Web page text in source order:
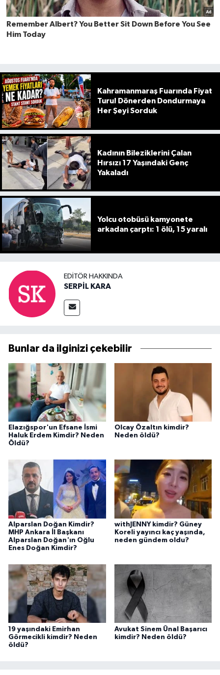
Kahramanmaraş Fuarında Fiyat
Turu! Dönerden Dondurmaya
Her Şeyi Sorduk
Kadının Bileziklerini Çalan
Hırsızı 17 Yaşındaki Genç
Yakaladı
Yolcu otobüsü kamyonete
arkadan çarptı: 1 ölü, 15 yaralı
EDITÖR HAKKINDA
SERPİL KARA
Bunlar da ilginizi çekebilir
Elazığspor'un Efsane İsmi
Haluk Erdem Kimdir? Neden
Öldü?
Olcay Özaltın kimdir?
Neden öldü?
Alparslan Doğan Kimdir?
MHP Ankara İl Başkanı
Alparslan Doğan'ın Oğlu
Enes Doğan Kimdir?
withJENNY kimdir? Güney
Koreli yayıncı kaç yaşında,
neden gündem oldu?
19 yaşındaki Emirhan
Görmecikli kimdir? Neden
öldü?
Avukat Sinem Ünal Başarıcı
kimdir? Neden öldü?